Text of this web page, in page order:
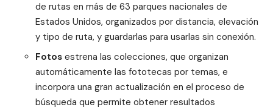
de rutas en más de 63 parques nacionales de
Estados Unidos, organizados por distancia, elevación
y tipo de ruta, y guardarlas para usarlas sin conexión.
Fotosestrena las colecciones, que organizan
automáticamente las fototecas por temas, e
incorpora una gran actualización en el proceso de
búsqueda que permite obtener resultados